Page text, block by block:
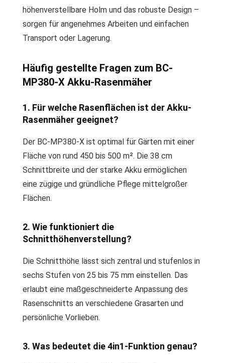
höhenverstellbare Holm und das robuste Design –
sorgen für angenehmes Arbeiten und einfachen
Transport oder Lagerung.
Häufig gestellte Fragen zum BC-
MP380-X Akku-Rasenmäher
1. Für welche Rasenflächen ist der Akku-
Rasenmäher geeignet?
Der BC-MP380-X ist optimal für Gärten mit einer
Fläche von rund 450 bis 500 m². Die 38 cm
Schnittbreite und der starke Akku ermöglichen
eine zügige und gründliche Pflege mittelgroßer
Flächen.
2. Wie funktioniert die
Schnitthöhenverstellung?
Die Schnitthöhe lässt sich zentral und stufenlos in
sechs Stufen von 25 bis 75 mm einstellen. Das
erlaubt eine maßgeschneiderte Anpassung des
Rasenschnitts an verschiedene Grasarten und
persönliche Vorlieben.
3. Was bedeutet die 4in1-Funktion genau?